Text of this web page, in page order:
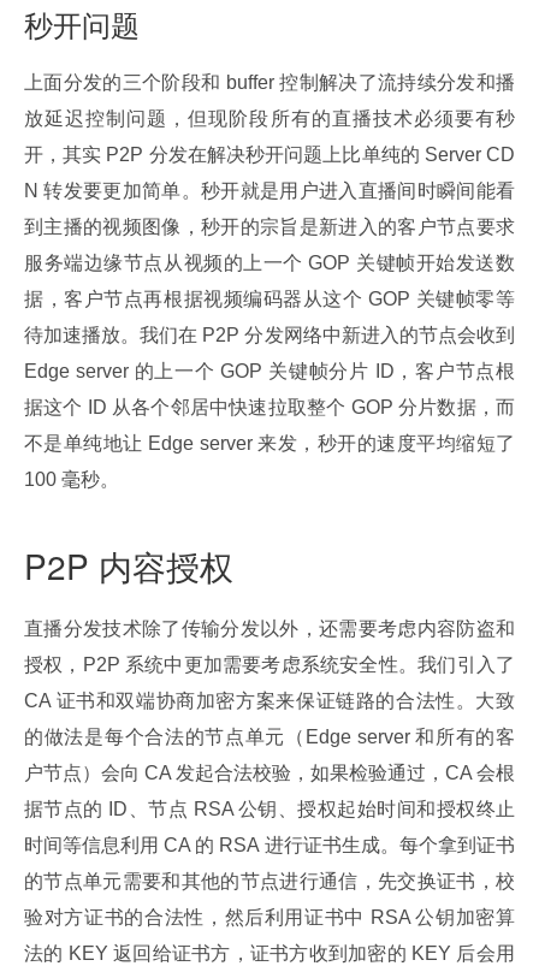
秒开问题
上面分发的三个阶段和 buffer 控制解决了流持续分发和播
放延迟控制问题，但现阶段所有的直播技术必须要有秒
开，其实 P2P 分发在解决秒开问题上比单纯的 Server CD
N 转发要更加简单。秒开就是用户进入直播间时瞬间能看
到主播的视频图像，秒开的宗旨是新进入的客户节点要求
服务端边缘节点从视频的上一个 GOP 关键帧开始发送数
据，客户节点再根据视频编码器从这个 GOP 关键帧零等
待加速播放。我们在 P2P 分发网络中新进入的节点会收到
Edge server 的上一个 GOP 关键帧分片 ID，客户节点根
据这个 ID 从各个邻居中快速拉取整个 GOP 分片数据，而
不是单纯地让 Edge server 来发，秒开的速度平均缩短了
100 毫秒。
P2P 内容授权
直播分发技术除了传输分发以外，还需要考虑内容防盗和
授权，P2P 系统中更加需要考虑系统安全性。我们引入了
CA 证书和双端协商加密方案来保证链路的合法性。大致
的做法是每个合法的节点单元（Edge server 和所有的客
户节点）会向 CA 发起合法校验，如果检验通过，CA 会根
据节点的 ID、节点 RSA 公钥、授权起始时间和授权终止
时间等信息利用 CA 的 RSA 进行证书生成。每个拿到证书
的节点单元需要和其他的节点进行通信，先交换证书，校
验对方证书的合法性，然后利用证书中 RSA 公钥加密算
法的 KEY 返回给证书方，证书方收到加密的 KEY 后会用